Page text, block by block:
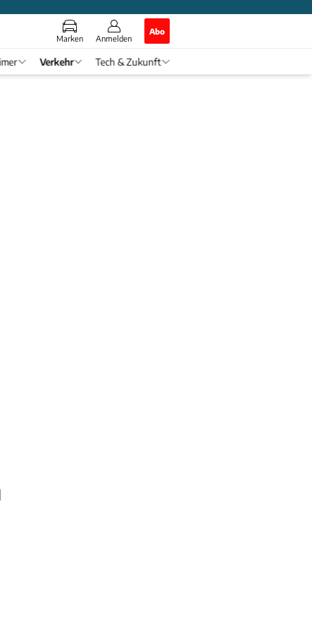
Marken Anmelden
Abo
Verkehr Tech & Zukunft